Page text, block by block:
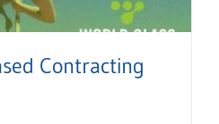
Contracting